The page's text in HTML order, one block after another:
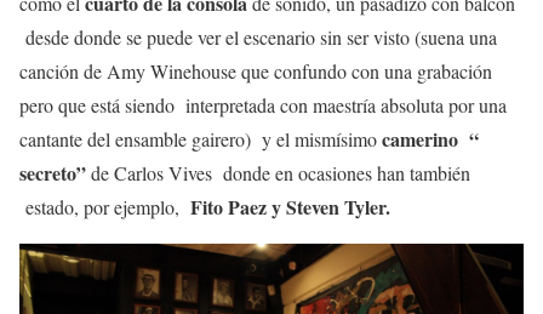
desde donde se puede ver el escenario sin ser visto (suena una
canción de Amy Winehouse que confundo con una grabación
pero que está siendo interpretada con maestría absoluta por una
cantante del ensamble gairero) y el mismísimocamerino “
secreto”de Carlos Vives donde en ocasiones han también
estado, por ejemplo, Fito Paez y Steven Tyler.